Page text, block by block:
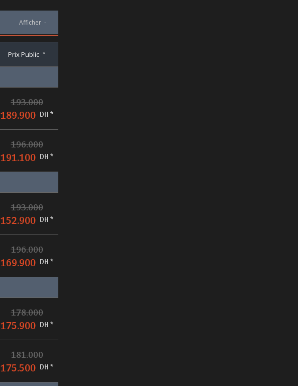
Afficher -
Prix Public *
193.000
189.900 DH *
196.000
191.100 DH *
193.000
152.900 DH *
196.000
169.900 DH *
178.000
175.900 DH *
181.000
175.500 DH *